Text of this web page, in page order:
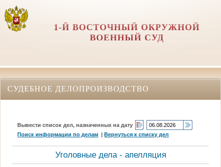
1-Й ВОСТОЧНЫЙ ОКРУЖНОЙ
ВОЕННЫЙ СУД
СУДЕБНОЕ ДЕЛОПРОИЗВОДСТВО
Вывести список дел, назначенных на дату
Поиск информации по делам |Вернуться к списку дел
Уголовные дела - апелляция